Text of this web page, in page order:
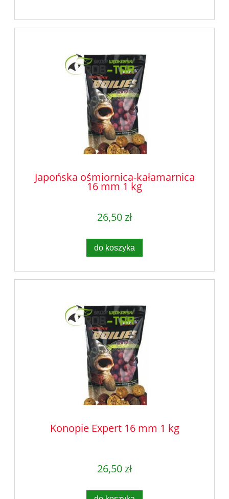
Japońska ośmiornica-kałamarnica
16 mm 1 kg
26,50 zł
do koszyka
Konopie Expert 16 mm 1 kg
26,50 zł